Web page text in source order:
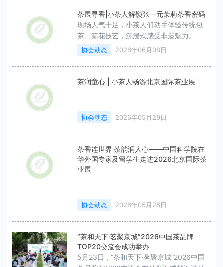
茶展寻香|小茶人解锁张一元茉莉茶香密码
现场人气十足，小茶人们动手体验传统包
茶、筛花技艺，沉浸式感受非遗魅力。
协会动态 2026年06月08日
茶润童心 | 小茶人畅游北京国际茶业展
协会动态 2026年05月29日
茶香连世界 茶韵润人心——中国科学院在
华外国专家及留学生走进2026北京国际茶
业展
协会动态 2026年05月28日
“茶和天下·茗聚京城”2026中国茶品牌
TOP20交流会成功举办
5月23日，“茶和天下·茗聚京城”2026中国